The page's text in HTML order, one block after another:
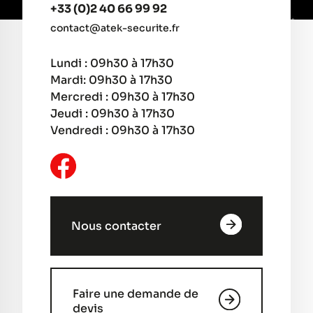
+33 (0)2 40 66 99 92
contact@atek-securite.fr
Lundi : 09h30 à 17h30
Mardi: 09h30 à 17h30
Mercredi : 09h30 à 17h30
Jeudi : 09h30 à 17h30
Vendredi : 09h30 à 17h30
Nous contacter
Faire une demande de
devis